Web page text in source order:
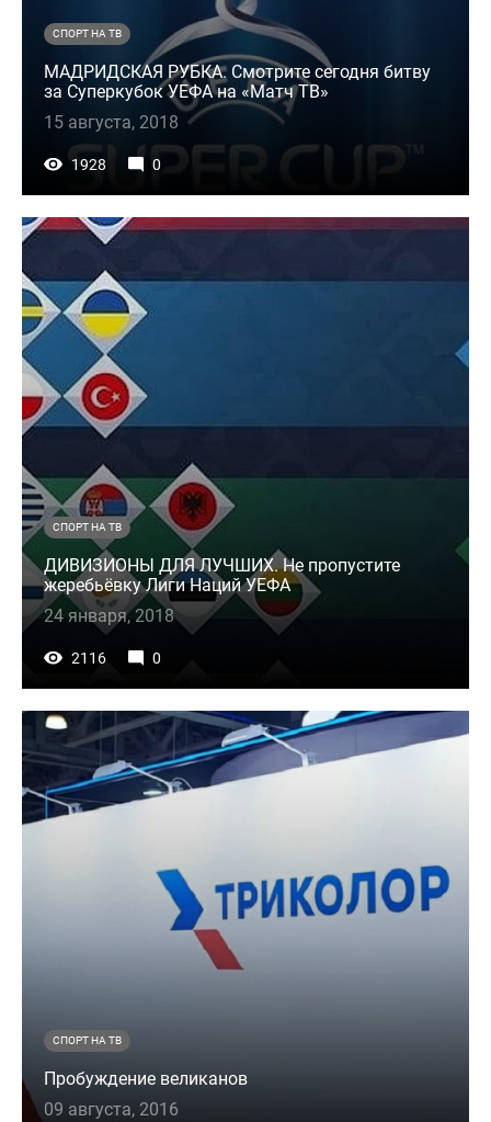
СПОРТ НА ТВ
МАДРИДСКАЯ РУБКА. Смотрите сегодня битву
за Суперкубок УЕФА на «Матч ТВ»
15 августа, 2018
1928 0
СПОРТ НА ТВ
ДИВИЗИОНЫ ДЛЯ ЛУЧШИХ. Не пропустите
жеребьёвку Лиги Наций УЕФА
24 января, 2018
2116 0
СПОРТ НА ТВ
Пробуждение великанов
09 августа, 2016